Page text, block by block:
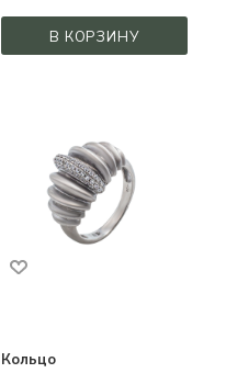
В КОРЗИНУ
Кольцо